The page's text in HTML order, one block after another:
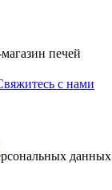
печей
с нами
данных